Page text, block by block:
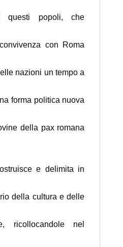
questi popoli, che
con Roma
nazioni un tempo a
forma politica nuova
della pax romana
e delimita in
della cultura e delle
ricollocandole nel